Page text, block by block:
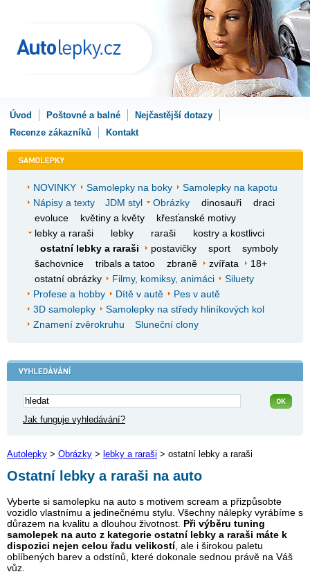
Úvod Poštovné a balné
Nejčastější dotazy
Recenze zákazníků
Kontakt
NOVINKY Samolepky na boky
Samolepky na kapotu
Nápisy a texty
JDM styl Obrázky dinosauři
draci
evoluce
květiny a květy
křesťanské motivy
lebky a raraši
lebky raraši
kostry a kostlivci
ostatní lebky a raraši
postavičky sport
symboly
šachovnice
tribals a tatoo zbraně zvířata
18+
ostatní obrázky
Filmy, komiksy, animáci
Siluety
Profese a hobby
Dítě v autě
Pes v autě
3D samolepky
Samolepky na středy hliníkových kol
Znamení zvěrokruhu
Sluneční clony
Jak funguje vyhledávání?
Autolepky > Obrázky > lebky a raraši > ostatní lebky a raraši
Ostatní lebky a raraši na auto
Vyberte si samolepku na auto s motivem scream a přizpůsobte
vozidlo vlastnímu a jedinečnému stylu. Všechny nálepky vyrábíme s
důrazem na kvalitu a dlouhou životnost. Při výběru tuning
samolepek na auto z kategorie ostatní lebky a raraši máte k
dispozici nejen celou řadu velikostí, ale i širokou paletu
oblíbených barev a odstínů, které dokonale sednou právě na Váš
vůz.